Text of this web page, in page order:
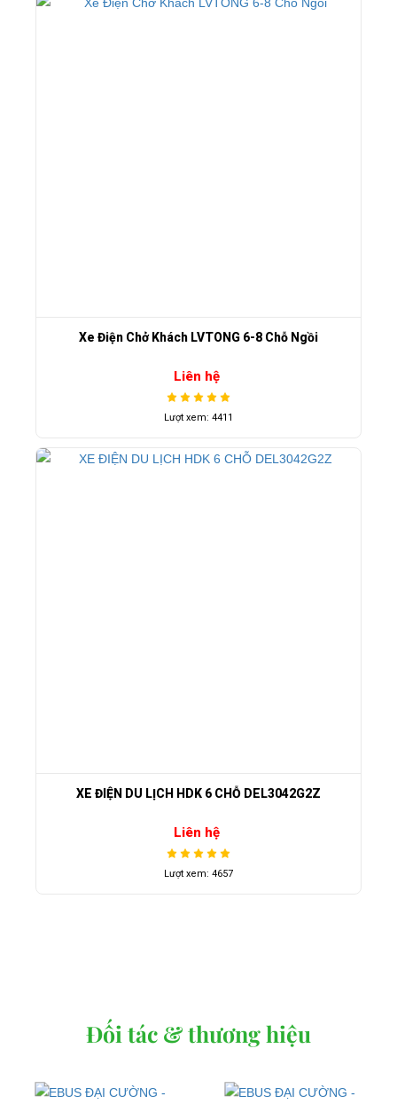
Xe Điện Chở Khách LVTONG 6-8 Chỗ Ngồi
Liên hệ
Lượt xem: 4411
XE ĐIỆN DU LỊCH HDK 6 CHỖ DEL3042G2Z
Liên hệ
Lượt xem: 4657
Đối tác & thương hiệu